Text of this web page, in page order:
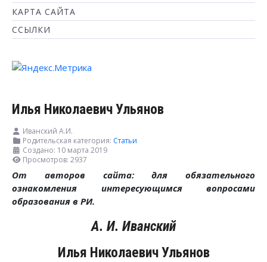
КАРТА САЙТА
ССЫЛКИ
Илья Николаевич Ульянов
Иванский А.И.
Родительская категория: Статьи
Создано: 10 марта 2019
Просмотров: 2937
От авторов сайта: для обязательного
ознакомления интересующимся вопросами
образования в РИ.
А. И. Иванский
Илья Николаевич Ульянов